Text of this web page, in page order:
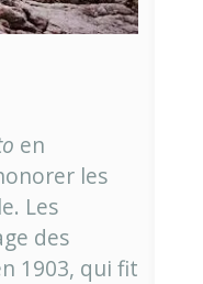
en
les
Les
des
1903, qui fit